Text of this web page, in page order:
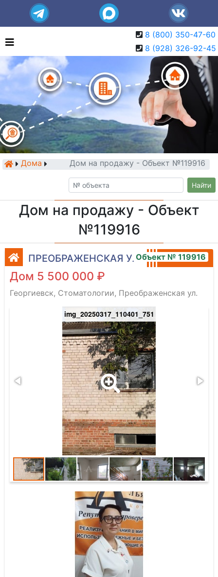
8 (800) 350-47-60
8 (928) 326-92-45
Дома Дом на продажу - Объект №119916
Найти
Дом на продажу - Объект
№119916
ПРЕОБРАЖЕНСКАЯ УЛ.Объект № 119916
Дом 5 500 000 ₽
Георгиевск, Стоматологии, Преображенская ул.
img_20250317_110401_751